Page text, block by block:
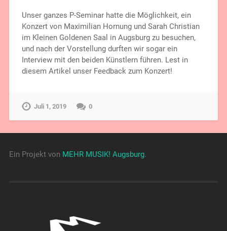
Unser ganzes P-Seminar hatte die Möglichkeit, ein
Konzert von Maximilian Hornung und Sarah Christian
im Kleinen Goldenen Saal in Augsburg zu besuchen,
und nach der Vorstellung durften wir sogar ein
Interview mit den beiden Künstlern führen. Lest in
diesem Artikel unser Feedback zum Konzert!
Juli 1, 2019 0
Ein Projekt von MEHR MUSIK! Augsburg.